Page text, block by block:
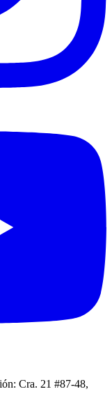
Cra. 21 #87-48,